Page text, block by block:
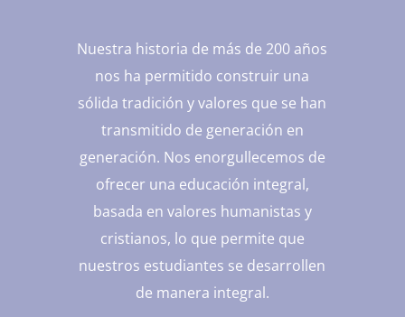
Nuestra historia de más de 200 años
nos ha permitido construir una
sólida tradición y valores que se han
transmitido de generación en
generación. Nos enorgullecemos de
ofrecer una educación integral,
basada en valores humanistas y
cristianos, lo que permite que
nuestros estudiantes se desarrollen
de manera integral.